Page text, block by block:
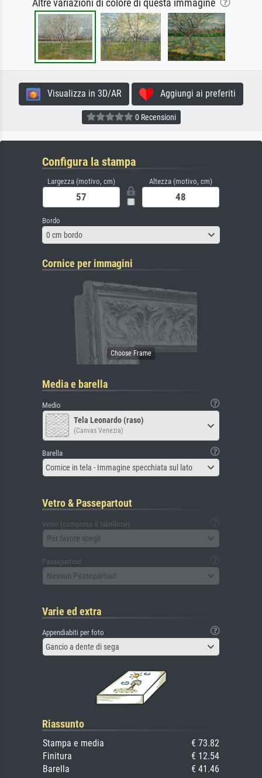
Altre variazioni di colore di questa immagine
Visualizza in 3D/AR Aggiungi ai preferiti
0 Recensioni
Configura la stampa
Largezza (motivo, cm) Altezza (motivo, cm)
Bordo
0 cm bordo
Cornice per immagini
Media e barella
Medio
Tela Leonardo (raso)
(Canvas Venezia)
Barella
Cornice in tela - Immagine specchiata sul lato
Vetro & Passepartout
Vetro (compreso il tabellone)
Per favore scegli
Passepartout
Nessun Passepartout
Varie ed extra
Appendiabiti per foto
Gancio a dente di sega
Riassunto
Stampa e media
€ 73.82
Finitura
€ 12.54
Barella
€ 41.46